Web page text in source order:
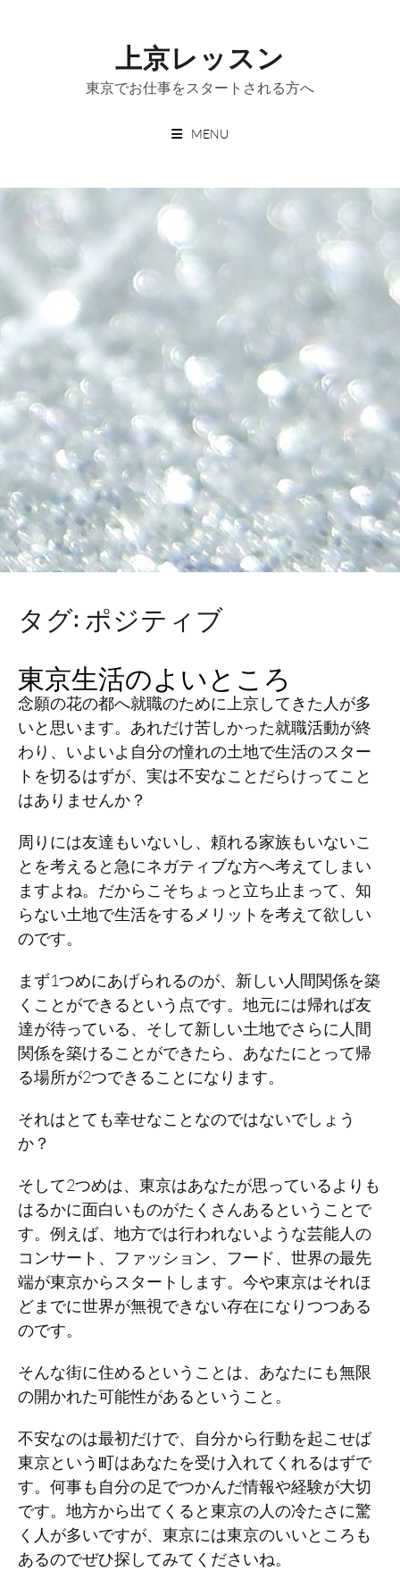
上京レッスン
東京でお仕事をスタートされる方へ
MENU
タグ: ポジティブ
東京生活のよいところ
念願の花の都へ就職のために上京してきた人が多
いと思います。あれだけ苦しかった就職活動が終
わり、いよいよ自分の憧れの土地で生活のスター
トを切るはずが、実は不安なことだらけってこと
はありませんか？
周りには友達もいないし、頼れる家族もいないこ
とを考えると急にネガティブな方へ考えてしまい
ますよね。だからこそちょっと立ち止まって、知
らない土地で生活をするメリットを考えて欲しい
のです。
まず1つめにあげられるのが、新しい人間関係を築
くことができるという点です。地元には帰れば友
達が待っている、そして新しい土地でさらに人間
関係を築けることができたら、あなたにとって帰
る場所が2つできることになります。
それはとても幸せなことなのではないでしょう
か？
そして2つめは、東京はあなたが思っているよりも
はるかに面白いものがたくさんあるということで
す。例えば、地方では行われないような芸能人の
コンサート、ファッション、フード、世界の最先
端が東京からスタートします。今や東京はそれほ
どまでに世界が無視できない存在になりつつある
のです。
そんな街に住めるということは、あなたにも無限
の開かれた可能性があるということ。
不安なのは最初だけで、自分から行動を起こせば
東京という町はあなたを受け入れてくれるはずで
す。何事も自分の足でつかんだ情報や経験が大切
です。地方から出てくると東京の人の冷たさに驚
く人が多いですが、東京には東京のいいところも
あるのでぜひ探してみてくださいね。